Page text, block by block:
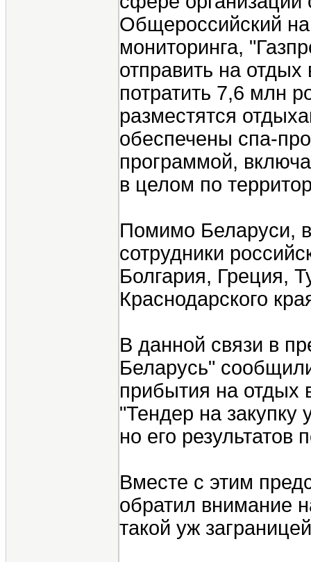
Общероссийский
мониторинга,
отправить на
потратить 7,6 млн
разместятся
обеспечены спа-
программой,
в целом по
Помимо Беларуси, в
сотрудники
Болгария, Греция,
Краснодарского
В данной связи в
Беларусь"
прибытия на отдых
"Тендер на закупку
но его
Вместе с этим
обратил внимание
такой уж